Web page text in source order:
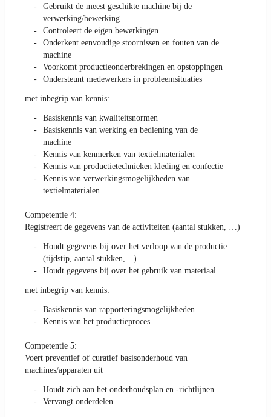
Gebruikt de meest geschikte machine bij de
verwerking/bewerking
Controleert de eigen bewerkingen
Onderkent eenvoudige stoornissen en fouten van de
machine
Voorkomt productieonderbrekingen en opstoppingen
Ondersteunt medewerkers in probleemsituaties
met inbegrip van kennis:
Basiskennis van kwaliteitsnormen
Basiskennis van werking en bediening van de
machine
Kennis van kenmerken van textielmaterialen
Kennis van productietechnieken kleding en confectie
Kennis van verwerkingsmogelijkheden van
textielmaterialen
Competentie 4:
Registreert de gegevens van de activiteiten (aantal stukken, …)
Houdt gegevens bij over het verloop van de productie
(tijdstip, aantal stukken,…)
Houdt gegevens bij over het gebruik van materiaal
met inbegrip van kennis:
Basiskennis van rapporteringsmogelijkheden
Kennis van het productieproces
Competentie 5:
Voert preventief of curatief basisonderhoud van
machines/apparaten uit
Houdt zich aan het onderhoudsplan en -richtlijnen
Vervangt onderdelen